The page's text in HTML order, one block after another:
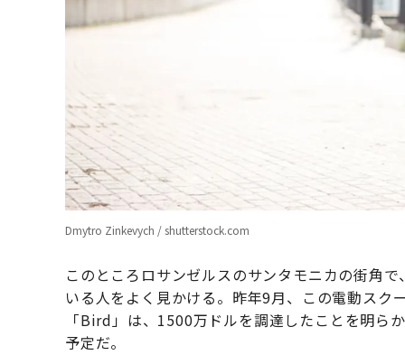
Dmytro Zinkevych / shutterstock.com
このところロサンゼルスのサンタモニカの街角
いる人をよく見かける。昨年9月、この電動ス
「Bird」は、1500万ドルを調達したことを明ら
予定だ。